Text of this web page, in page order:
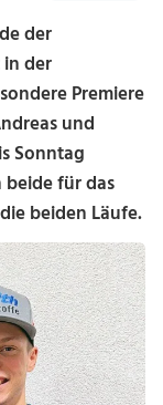
der
der
Premiere
und
Sonntag
beide für das
beiden Läufe.